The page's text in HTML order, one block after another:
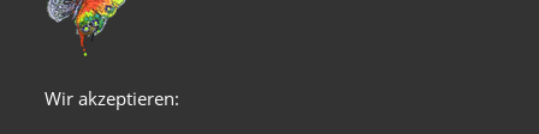
Wir akzeptieren: